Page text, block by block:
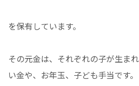
を保有しています。
その元金は、それぞれの子が生ま
い金や、お年玉、子ども手当です。